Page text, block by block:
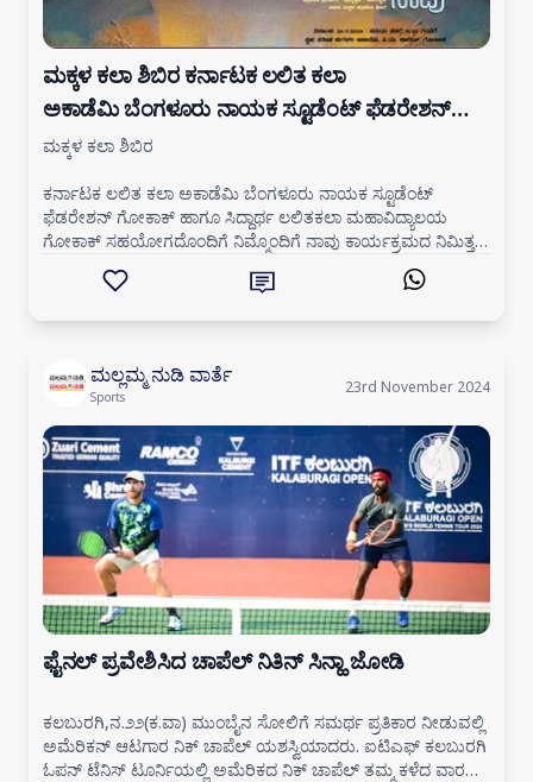
ಮಕ್ಕಳ ಕಲಾ ಶಿಬಿರ ಕರ್ನಾಟಕ ಲಲಿತ ಕಲಾ
ಅಕಾಡೆಮಿ ಬೆಂಗಳೂರು ನಾಯಕ ಸ್ಟೂಡೆಂಟ್ ಫೆಡರೇಶನ್
ಗೋಕಾಕ್ ಹಾಗೂ ಸಿದ್ದಾರ್ಥ ಲಲಿತಕಲಾ ಮಹಾವಿದ್ಯಾಲಯ
ಮಕ್ಕಳ ಕಲಾ ಶಿಬಿರ
ಕರ್ನಾಟಕ ಲಲಿತ ಕಲಾ ಅಕಾಡೆಮಿ ಬೆಂಗಳೂರು ನಾಯಕ ಸ್ಟೂಡೆಂಟ್
ಫೆಡರೇಶನ್ ಗೋಕಾಕ್ ಹಾಗೂ ಸಿದ್ದಾರ್ಥ ಲಲಿತಕಲಾ ಮಹಾವಿದ್ಯಾಲಯ
ಗೋಕಾಕ್ ಸಹಯೋಗದೊಂದಿಗೆ ನಿಮ್ಮೊಂದಿಗೆ ನಾವು ಕಾರ್ಯಕ್ರಮದ ನಿಮಿತ್ತ
ಮಲ್ಲಮ್ಮ ನುಡಿ ವಾರ್ತೆ
Sports 23rd November 2024
ಫೈನಲ್ ಪ್ರವೇಶಿಸಿದ ಚಾಪೆಲ್ ನಿತಿನ್ ಸಿನ್ಹಾ ಜೋಡಿ
ಕಲಬುರಗಿ,ನ.೨೨(ಕ.ವಾ) ಮುಂಬೈನ ಸೋಲಿಗೆ ಸಮರ್ಥ ಪ್ರತಿಕಾರ ನೀಡುವಲ್ಲಿ
ಅಮೆರಿಕನ್ ಆಟಗಾರ ನಿಕ್ ಚಾಪೆಲ್ ಯಶಸ್ವಿಯಾದರು. ಐಟಿಎಫ್ ಕಲಬುರಗಿ
ಓಪನ್ ಟೆನಿಸ್ ಟೂರ್ನಿಯಲ್ಲಿ ಅಮೆರಿಕದ ನಿಕ್ ಚಾಪೆಲ್ ತಮ್ಮ ಕಳೆದ ವಾರ